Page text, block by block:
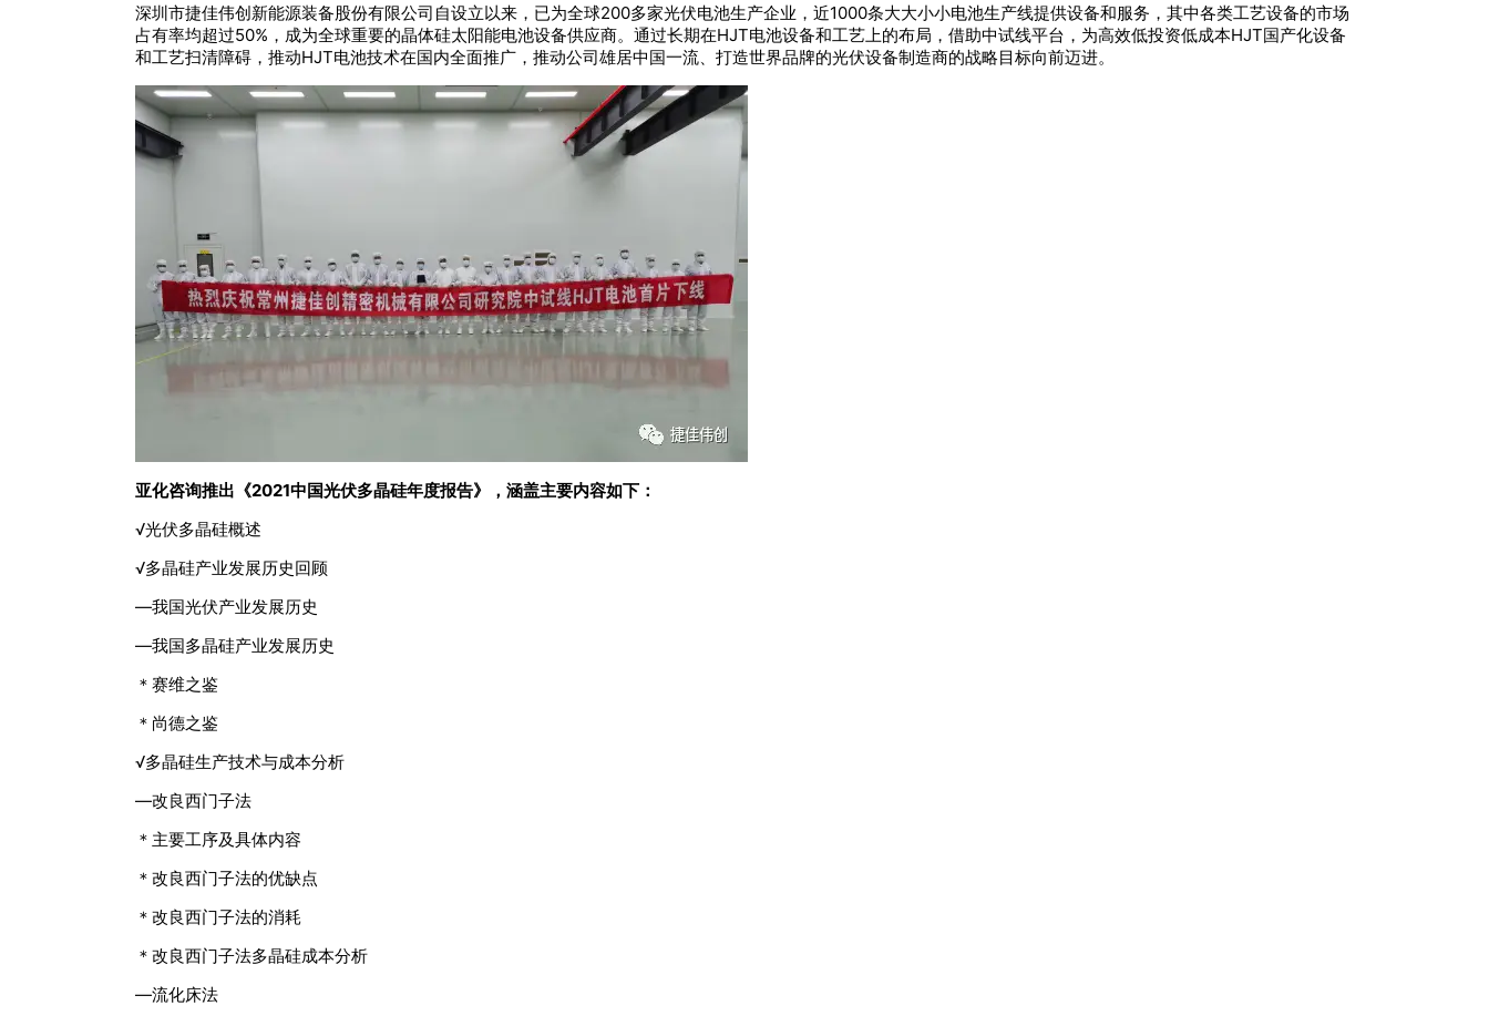
深圳市捷佳伟创新能源装备股份有限公司自设立以来，已为全球200多家光伏电池生产企业，近1000条大大小小电池生产线提供设备和服务，其中各类工艺设备的市场
占有率均超过50%，成为全球重要的晶体硅太阳能电池设备供应商。通过长期在HJT电池设备和工艺上的布局，借助中试线平台，为高效低投资低成本HJT国产化设备
和工艺扫清障碍，推动HJT电池技术在国内全面推广，推动公司雄居中国一流、打造世界品牌的光伏设备制造商的战略目标向前迈进。
亚化咨询推出 《2021中国光伏多晶硅年度报告》
，涵盖主要内容如下：
√光伏多晶硅概述
√多晶硅产业发展历史回顾
—我国光伏产业发展历史
—我国多晶硅产业发展历史
＊赛维之鉴
＊尚德之鉴
√多晶硅生产技术与成本分析
—改良西门子法
＊主要工序及具体内容
＊改良西门子法的优缺点
＊改良西门子法的消耗
＊改良西门子法多晶硅成本分析
—流化床法